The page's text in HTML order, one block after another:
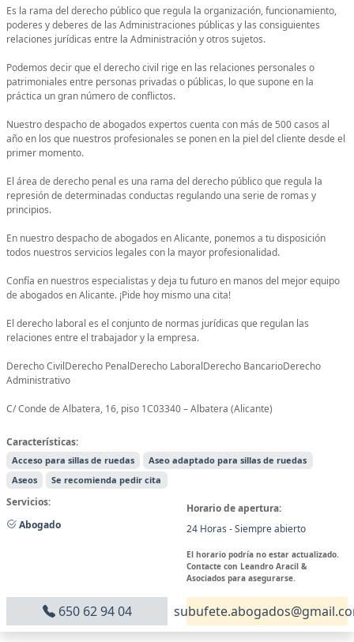
Es la rama del derecho público que regula la organización, funcionamiento,
poderes y deberes de las Administraciones públicas y las consiguientes
relaciones jurídicas entre la Administración y otros sujetos.
Podemos decir que el derecho civil rige en las relaciones personales o
patrimoniales entre personas privadas o públicas, lo que supone en la
práctica un gran número de conflictos.
Nuestro despacho de abogados expertos cuenta con más de 500 casos al
año en los que nuestros profesionales se ponen en la piel del cliente desde el
primer momento.
El área de derecho penal es una rama del derecho público que regula la
represión de determinadas conductas regulando una serie de romas y
principios.
En nuestro despacho de abogados en Alicante, ponemos a tu disposición
todos nuestros servicios legales con la mayor profesionalidad.
Confía en nuestros especialistas y deja tu futuro en manos del mejor equipo
de abogados en Alicante. ¡Pide hoy mismo una cita!
El derecho laboral es el conjunto de normas jurídicas que regulan las
relaciones entre el trabajador y la empresa.
Derecho CivilDerecho PenalDerecho LaboralDerecho BancarioDerecho
Administrativo
C/ Conde de Albatera, 16, piso 1C03340 – Albatera (Alicante)
Características:
Acceso para sillas de ruedas
Aseo adaptado para sillas de ruedas
Aseos
Se recomienda pedir cita
Servicios:
Abogado
Horario de apertura:
24 Horas - Siempre abierto
El horario podría no estar actualizado.
Contacte con Leandro Aracil &
Asociados para asegurarse.
650 62 94 04